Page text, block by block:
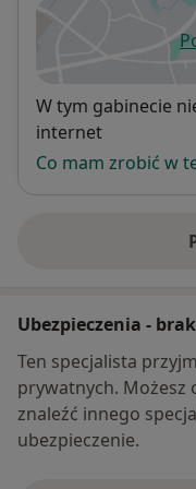
Dostępność
W tym gabinecie
internet
Co mam zrobić w
Ubezpieczenia -
Ten specjalista
prywatnych. Możesz
znaleźć innego
ubezpieczenie.